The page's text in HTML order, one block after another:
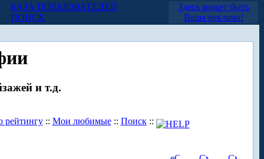
БАЗА ПОЛЬЗОВАТЕЛЕЙ
ПОИСК
Здесь может быть
Ваша реклама!
и т.д.
рейтингу:: Мои любимые:: Поиск::